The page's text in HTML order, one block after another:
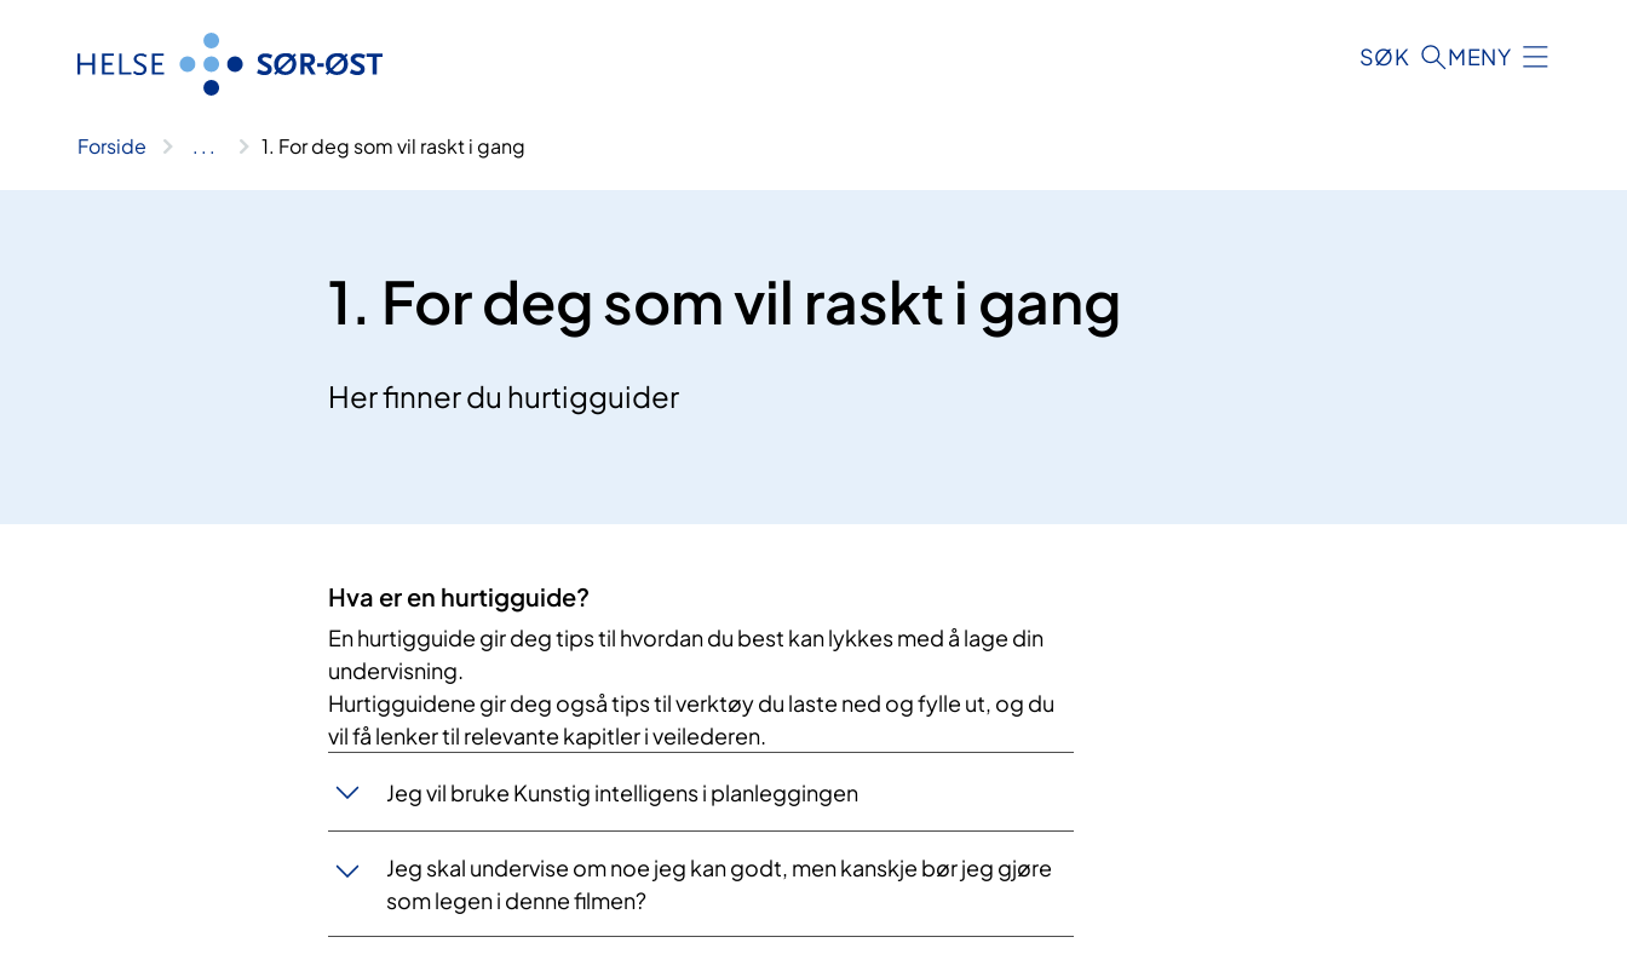
SØK MENY
Forside .. . 1. For deg som vil raskt i gang
1. For deg som vil raskt i gang
Her finner du hurtigguider
Hva er en hurtigguide?
En hurtigguide gir deg tips til hvordan du best kan lykkes med å lage din
undervisning.
Hurtigguidene gir deg også tips til verktøy du laste ned og fylle ut, og du
vil få lenker til relevante kapitler i veilederen.
Jeg vil bruke Kunstig intelligens i planleggingen
Jeg skal undervise om noe jeg kan godt, men kanskje bør jeg gjøre
som legen i denne filmen?